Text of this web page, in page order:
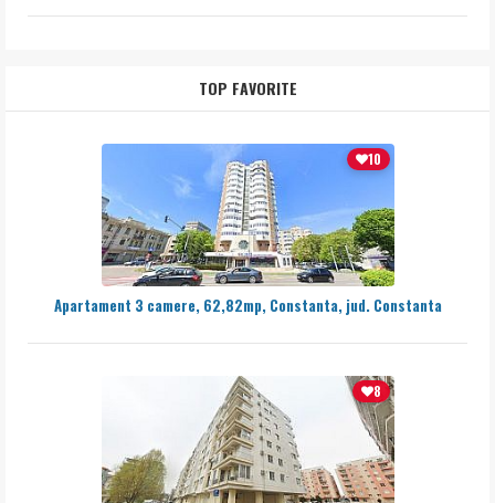
TOP FAVORITE
10
Apartament 3 camere, 62,82mp, Constanta, jud. Constanta
8